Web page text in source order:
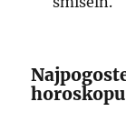
horoskopu